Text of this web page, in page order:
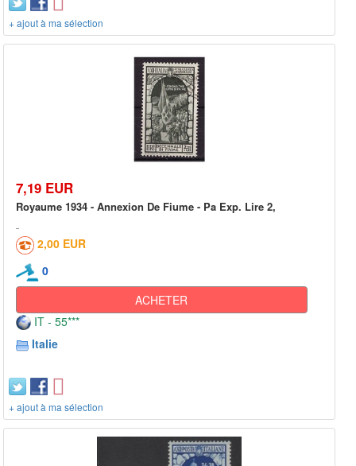
+ ajout à ma sélection
7,19 EUR
Royaume 1934 - Annexion De Fiume - Pa Exp. Lire 2,
2,00 EUR
0
ACHETER
IT - 55***
Italie
+ ajout à ma sélection